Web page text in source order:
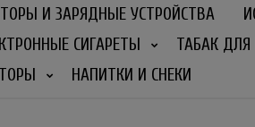
И ЗАРЯДНЫЕ УСТРОЙСТВА
СИГАРЕТЫ ТАБАК
НАПИТКИ И СНЕКИ